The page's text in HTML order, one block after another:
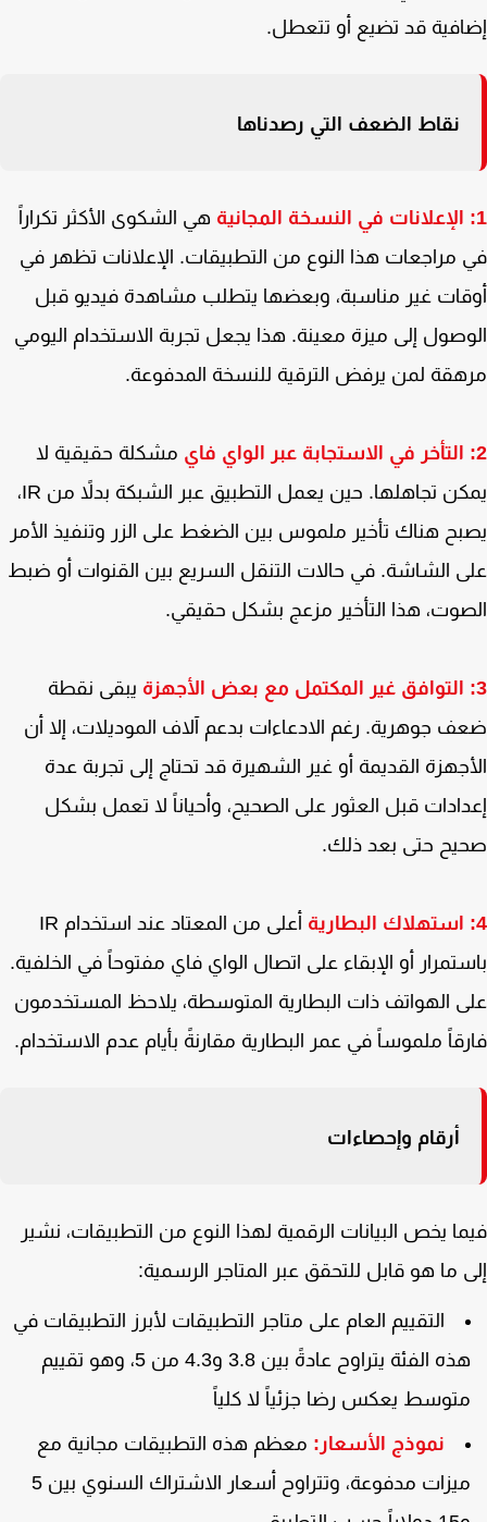
قد تضيع أو تتعطل.
نقاط الضعف التي رصدناها
هي الشكوى الأكثر تكراراً
مراجعات هذا النوع من التطبيقات. الإعلانات تظهر في
غير مناسبة، وبعضها يتطلب مشاهدة فيديو قبل
إلى ميزة معينة. هذا يجعل تجربة الاستخدام اليومي
لمن يرفض الترقية للنسخة المدفوعة.
مشكلة حقيقية لا
يمكن تجاهلها. حين يعمل التطبيق عبر الشبكة بدلاً من IR،
هناك تأخير ملموس بين الضغط على الزر وتنفيذ الأمر
الشاشة. في حالات التنقل السريع بين القنوات أو ضبط
هذا التأخير مزعج بشكل حقيقي.
يبقى نقطة
جوهرية. رغم الادعاءات بدعم آلاف الموديلات، إلا أن
القديمة أو غير الشهيرة قد تحتاج إلى تجربة عدة
قبل العثور على الصحيح، وأحياناً لا تعمل بشكل
حتى بعد ذلك.
أعلى من المعتاد عند استخدام IR
أو الإبقاء على اتصال الواي فاي مفتوحاً في الخلفية.
الهواتف ذات البطارية المتوسطة، يلاحظ المستخدمون
ملموساً في عمر البطارية مقارنةً بأيام عدم الاستخدام.
أرقام وإحصاءات
يخص البيانات الرقمية لهذا النوع من التطبيقات، نشير
ما هو قابل للتحقق عبر المتاجر الرسمية:
التقييم العام على متاجر التطبيقات لأبرز التطبيقات في
هذه الفئة يتراوح عادةً بين 3.8 و4.3 من 5، وهو تقييم
يعكس رضا جزئياً لا كلياً
نموذج الأسعار:معظم هذه التطبيقات مجانية مع
ميزات مدفوعة، وتتراوح أسعار الاشتراك السنوي بين 5